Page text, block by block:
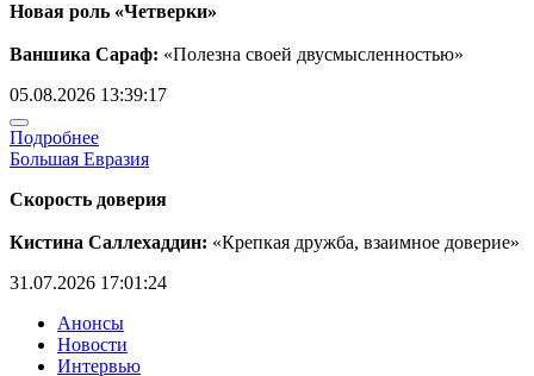
Новая роль «Четверки»
Ваншика Сараф: «Полезна своей двусмысленностью»
05.08.2026 13:39:17
Подробнее
Большая Евразия
Скорость доверия
Кистина Саллехаддин: «Крепкая дружба, взаимное доверие»
31.07.2026 17:01:24
Анонсы
Новости
Интервью